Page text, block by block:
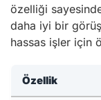
özelliği
daha iyi bir
hassas işler için
Özellik